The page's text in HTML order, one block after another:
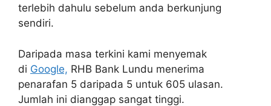
terlebih dahulu sebelum anda berkunjung
sendiri.
Daripada masa terkini kami menyemak
di Google, RHB Bank Lundu menerima
penarafan 5 daripada 5 untuk 605 ulasan.
Jumlah ini dianggap sangat tinggi.